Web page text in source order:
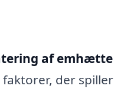
af emhætte
der spiller